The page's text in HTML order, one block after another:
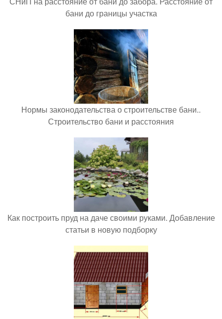
бани до границы участка
Нормы законодательства о строительстве бани..
Строительство бани и расстояния
Как построить пруд на даче своими руками. Добавление
статьи в новую подборку